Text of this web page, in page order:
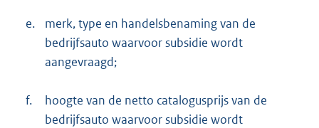
e.
merk, type en handelsbenaming van de
bedrijfsauto waarvoor subsidie wordt
aangevraagd;
f.
hoogte van de netto catalogusprijs van de
bedrijfsauto waarvoor subsidie wordt